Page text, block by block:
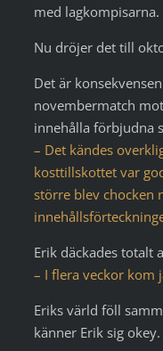
med lagkompisarna.
Nu dröjer det till
Det är
novembermatch
innehålla förbjudna
– Det kändes
kosttillskottet var
större blev chocken
Erik däckades totalt
– I flera veckor kom
Eriks värld föll
känner Erik sig okey.